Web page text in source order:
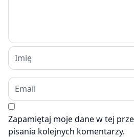
Zapamiętaj moje dane w tej
pisania kolejnych komentarzy.